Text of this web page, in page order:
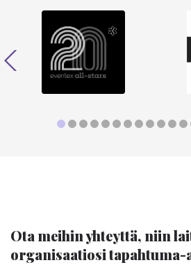
Ota meihin yhteyttä, niin
organisaatiosi tapahtuma-